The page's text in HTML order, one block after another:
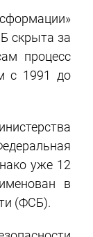
скрыта за
процесс
с 1991 до
уже 12
в
(ФСБ).